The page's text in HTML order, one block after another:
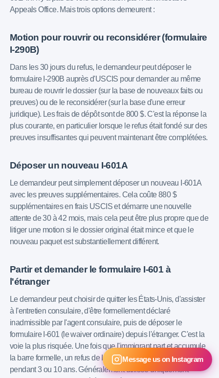
Appeals Office. Mais trois options demeurent :
Motion pour rouvrir ou reconsidérer (formulaire
I-290B)
Dans les 30 jours du refus, le demandeur peut déposer le
formulaire I-290B auprès d'USCIS pour demander au même
bureau de rouvrir le dossier (sur la base de nouveaux faits ou
preuves) ou de le reconsidérer (sur la base d'une erreur
juridique). Les frais de dépôt sont de 800 $. C'est la réponse la
plus courante, en particulier lorsque le refus était fondé sur des
preuves insuffisantes qui peuvent maintenant être complétées.
Déposer un nouveau I-601A
Le demandeur peut simplement déposer un nouveau I-601A
avec les preuves supplémentaires. Cela coûte 880 $
supplémentaires en frais USCIS et démarre une nouvelle
attente de 30 à 42 mois, mais cela peut être plus propre que de
litiger une motion si le dossier original était mince et que le
nouveau paquet est substantiellement différent.
Partir et demander le formulaire I-601 à
l'étranger
Le demandeur peut choisir de quitter les États-Unis, d'assister
à l'entretien consulaire, d'être formellement déclaré
inadmissible par l'agent consulaire, puis de déposer le
formulaire I-601 (le waiver ordinaire) depuis l'étranger. C'est la
voie la plus risquée. Une fois que l'immigrant part et accumule
la barre formelle, un refus de I-601 le laisse bloqué à l'étranger
pendant 3 ou 10 ans. Généralement utilisée uniquement
Message us on Instagram